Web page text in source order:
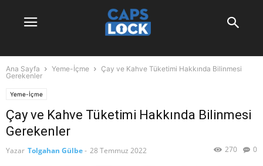
Ana Sayfa Yeme-İçme
Çay ve Kahve Tüketimi Hakkında Bilinmesi
Gerekenler
Yeme-İçme
Çay ve Kahve Tüketimi Hakkında Bilinmesi
Gerekenler
Yazar Tolgahan Gülbe- 28 Temmuz 2022 0
270